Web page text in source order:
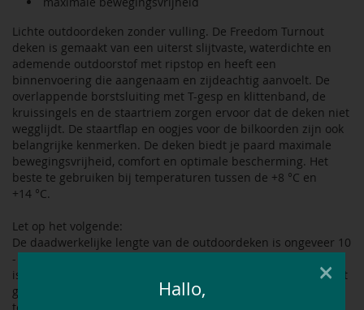
Lichte outdoordeken zonder vulling. De Freedom Turnout
deken is gemaakt van een uiterst slijtvaste, waterdichte en
ademende outdoorstof met ripstop en heeft een
binnenvoering die aangenaam en zijdeachtig aanvoelt. De
overlappende borstsluiting met T-gesp en klittenband, de
kruissingels en de staartriem zorgen ervoor dat de deken niet
wegglijdt. De staartflap en oogjes voor de bilkoorden zijn ook
belangrijke kenmerken. De deken biedt je paard maximale
bewegingsvrijheid, comfort en optimale bescherming. Het
beste te gebruiken bij temperaturen tussen de +8 °C en
+14 °C.
Let op het volgende:
De daadwerkelijke lengte van de outdoordeken is ongeveer 10
- 15 cm langer dan de gemeten ruglengte van het paard. Dit
is expres zo gedaan zodat de deken op de schoft zit en zo het
gehele schoudergedeelte van het paard optimaal beschermt
×
Hallo,